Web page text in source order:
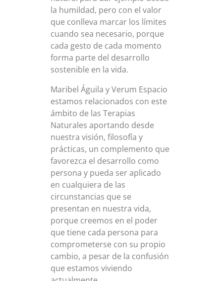
la humildad, pero con el valor
que conlleva marcar los límites
cuando sea necesario, porque
cada gesto de cada momento
forma parte del desarrollo
sostenible en la vida.
Maribel Águila y Verum Espacio
estamos relacionados con este
ámbito de las Terapias
Naturales aportando desde
nuestra visión, filosofía y
prácticas, un complemento que
favorezca el desarrollo como
persona y pueda ser aplicado
en cualquiera de las
circunstancias que se
presentan en nuestra vida,
porque creemos en el poder
que tiene cada persona para
comprometerse con su propio
cambio, a pesar de la confusión
que estamos viviendo